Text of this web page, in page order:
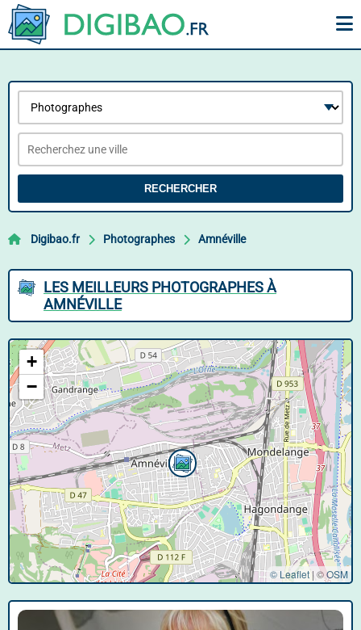
RECHERCHER
Digibao.fr Photographes Amnéville
LES MEILLEURS PHOTOGRAPHES À
AMNÉVILLE
+
−
© Leaflet | ©OSM